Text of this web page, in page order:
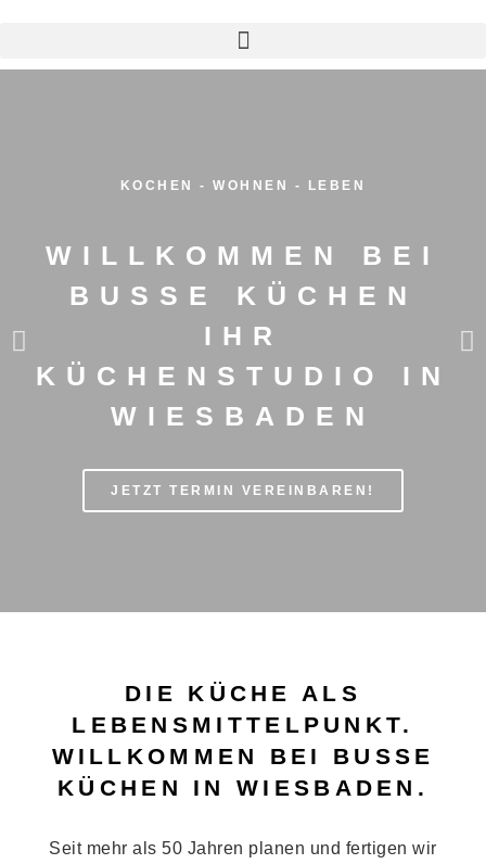
KOCHEN - WOHNEN - LEBEN
WILLKOMMEN BEI
BUSSE KÜCHEN
IHR
KÜCHENSTUDIO IN
WIESBADEN
JETZT TERMIN VEREINBAREN!
DIE KÜCHE ALS
LEBENSMITTELPUNKT.
WILLKOMMEN BEI BUSSE
KÜCHEN IN WIESBADEN.
Seit mehr als 50 Jahren planen und fertigen wir